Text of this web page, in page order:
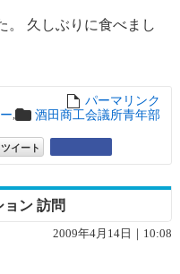
。 久しぶりに食べまし
パーマリンク
, 酒田商工会議所青年部
entry5097
ツイート
ン 訪問
2009年4月14日｜10:08